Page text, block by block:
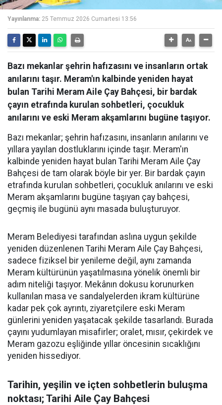
Yayınlanma: 25 Temmuz 2026 Cumartesi 13:56
Bazı mekanlar şehrin hafızasını ve insanların ortak
anılarını taşır. Meram'ın kalbinde yeniden hayat
bulan Tarihi Meram Aile Çay Bahçesi, bir bardak
çayın etrafında kurulan sohbetleri, çocukluk
anılarını ve eski Meram akşamlarını bugüne taşıyor.
Bazı mekanlar; şehrin hafızasını, insanların anılarını ve
yıllara yayılan dostluklarını içinde taşır. Meram'ın
kalbinde yeniden hayat bulan Tarihi Meram Aile Çay
Bahçesi de tam olarak böyle bir yer. Bir bardak çayın
etrafında kurulan sohbetleri, çocukluk anılarını ve eski
Meram akşamlarını bugüne taşıyan çay bahçesi,
geçmiş ile bugünü aynı masada buluşturuyor.
Meram Belediyesi tarafından aslına uygun şekilde
yeniden düzenlenen Tarihi Meram Aile Çay Bahçesi,
sadece fiziksel bir yenileme değil, aynı zamanda
Meram kültürünün yaşatılmasına yönelik önemli bir
adım niteliği taşıyor. Mekânın dokusu korunurken
kullanılan masa ve sandalyelerden ikram kültürüne
kadar pek çok ayrıntı, ziyaretçilere eski Meram
günlerini yeniden yaşatacak şekilde tasarlandı. Burada
çayını yudumlayan misafirler; oralet, mısır, çekirdek ve
Meram gazozu eşliğinde yıllar öncesinin sıcaklığını
yeniden hissediyor.
Tarihin, yeşilin ve içten sohbetlerin buluşma
noktası; Tarihi Aile Çay Bahçesi